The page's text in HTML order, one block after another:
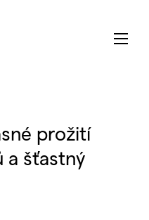
prožití
a šťastný